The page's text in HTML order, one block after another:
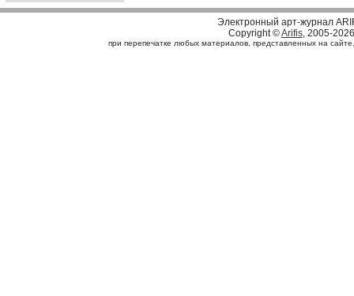
Электронный арт-журнал
Copyright ©Arifis, 2005-2026
при перепечатке любых материалов, представленных на